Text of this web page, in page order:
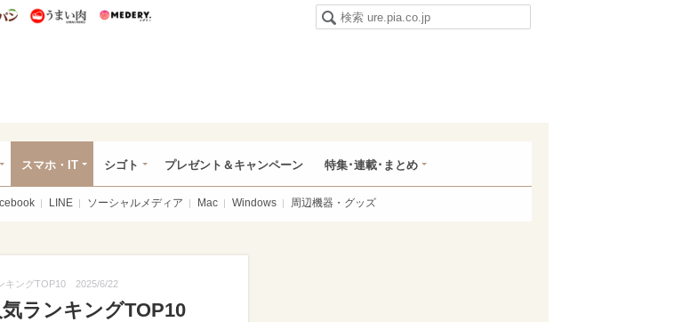
し うまいパン うまい肉
スマホ・IT シゴト プレゼント＆キャンペーン 特集･連載･まとめ
LINE ソーシャルメディア Mac Windows 周辺機器・グッズ
キングTOP10 2025/6/22
ランキングTOP10